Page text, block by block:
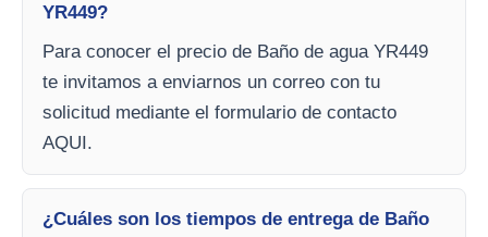
YR449?
Para conocer el precio de Baño de agua YR449
te invitamos a enviarnos un correo con tu
solicitud mediante el formulario de contacto
AQUI.
¿Cuáles son los tiempos de entrega de Baño